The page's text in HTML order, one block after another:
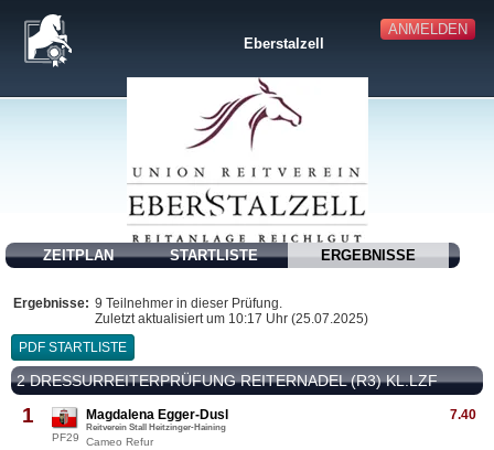
ANMELDEN
Eberstalzell
ZEITPLAN STARTLISTE ERGEBNISSE
Ergebnisse: 9 Teilnehmer in dieser Prüfung.
Zuletzt aktualisiert um 10:17 Uhr (25.07.2025)
PDF STARTLISTE
2 DRESSURREITERPRÜFUNG REITERNADEL (R3) KL.LZF
1
PF29
7.40
Magdalena Egger-Dusl
Reitverein Stall Heitzinger-Haining
Cameo Refur